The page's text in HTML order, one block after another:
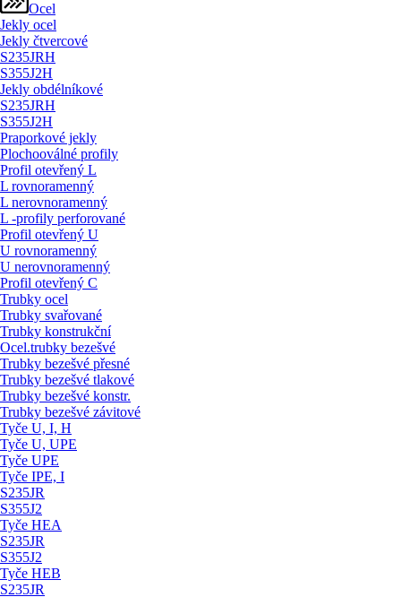
Ocel
Jekly ocel
Jekly čtvercové
S235JRH
S355J2H
Jekly obdélníkové
S235JRH
S355J2H
Praporkové jekly
Plochooválné profily
Profil otevřený L
L rovnoramenný
L nerovnoramenný
L -profily perforované
Profil otevřený U
U rovnoramenný
U nerovnoramenný
Profil otevřený C
Trubky ocel
Trubky svařované
Trubky konstrukční
Ocel.trubky bezešvé
Trubky bezešvé přesné
Trubky bezešvé tlakové
Trubky bezešvé konstr.
Trubky bezešvé závitové
Tyče U, I, H
Tyče U, UPE
Tyče UPE
Tyče IPE, I
S235JR
S355J2
Tyče HEA
S235JR
S355J2
Tyče HEB
S235JR